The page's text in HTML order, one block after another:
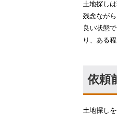
土地探し
残念なが
良い状態
り、ある
依頼
土地探し